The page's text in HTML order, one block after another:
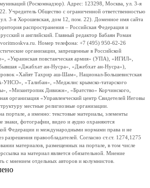
(Роскомнадзор). Адрес: 123298, Москва, ул. 3-я
Учредитель Общество с ограниченной ответственностью
3-я Хорошевская, дом 12, пом. 22). Доменное имя сайта
распространения – Российская Федерация и
и английский. Главный редактор Бабаян Роман
Номер телефона: +7 (495) 950-62-26
организации, запрещенные в Российской
«Украинская повстанческая армия» (УПА), «ИГИЛ»,
«Джабхат ан-Нусра», «Джебхат ан-Нусра»),
«Хайят Тахрир аш-Шам», Национал-Большевистская
«Талибан», «Меджлис крымско-татарского
«Мизантропик Дивижн», «Братство» Корчинского,
организация «Управленческий центр Свидетелей Иеговы
местные религиозные организации.
портале, а именно: текстовые материалы, элементы
знаки, фотографии, видео и аудио охраняются
Федерации и международными нормами права и не
разрешения правообладателей. Согласно ст.ст. 1274,1275
материалов, размещенных на портале, в том числе
на материал является обязательной. Мнение
с мнением отдельных авторов и колумнистов.